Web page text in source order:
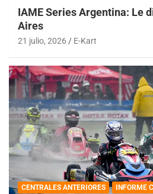
IAME Series Argentina: Le
Aires
21 julio, 2026 E-Kart
CENTRALES ANTERIORES
INFORME